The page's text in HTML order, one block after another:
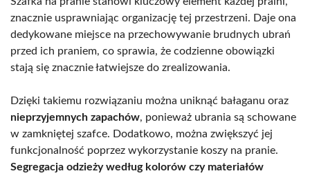
znacznie usprawniając organizację tej przestrzeni. Daje ona
dedykowane miejsce na przechowywanie brudnych ubrań
przed ich praniem, co sprawia, że codzienne obowiązki
stają się znacznie łatwiejsze do zrealizowania.
Dzięki takiemu rozwiązaniu można uniknąć bałaganu oraz
nieprzyjemnych zapachów, ponieważ ubrania są schowane
w zamkniętej szafce. Dodatkowo, można zwiększyć jej
funkcjonalność poprzez wykorzystanie koszy na pranie.
Segregacja odzieży według kolorów czy materiałów